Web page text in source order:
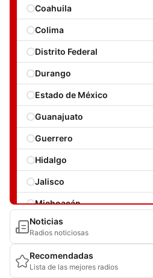
Coahuila
Colima
Distrito Federal
Durango
Estado de México
Guanajuato
Guerrero
Hidalgo
Jalisco
Michoacán
Morelos
Nayarit
Nuevo León
Noticias
Radios noticiosas
Recomendadas
Lista de las mejores radios